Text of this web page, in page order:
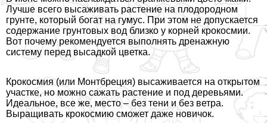
Лучше всего высаживать растение на плодородном
грунте, который богат на гумус. При этом не допускается
содержание грунтовых вод близко у корней крокосмии.
Вот почему рекомендуется выполнять дренажную
систему перед высадкой цветка.
Крокосмия (или Монтбреция) высаживается на открытом
участке, но можно сажать растение и под деревьями.
Идеальное, все же, место – без тени и без ветра.
Выращивать крокосмию сможет даже новичок.